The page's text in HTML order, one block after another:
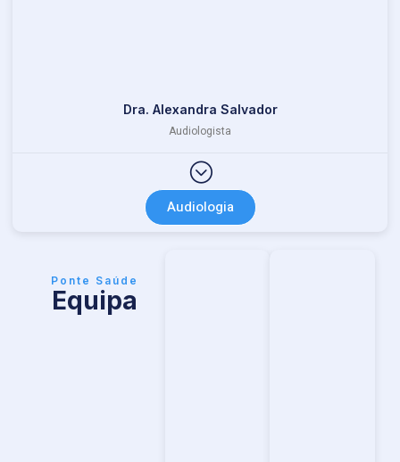
Dra. Alexandra Salvador
Audiologista
Audiologia
Ponte Saúde
Equipa